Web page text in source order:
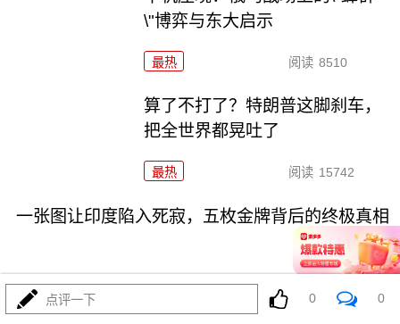
\"博弈与东大启示
最热 阅读 8510
算了不打了？特朗普这脚刹车，
把全世界都晃吐了
最热 阅读 15742
一张图让印度陷入死寂，五枚金牌背后的终极真相
点评一下 0 0